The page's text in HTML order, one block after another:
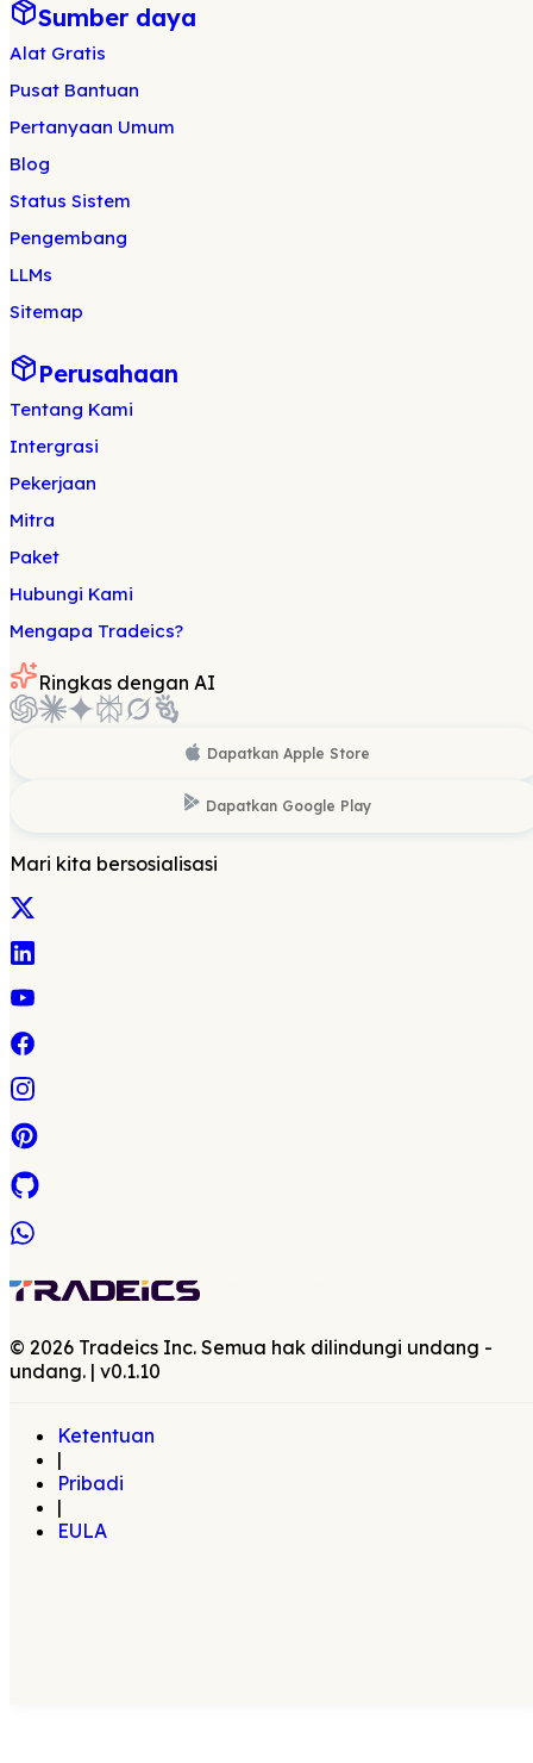
Sumber daya
Alat Gratis
Pusat Bantuan
Pertanyaan Umum
Blog
Status Sistem
Pengembang
LLMs
Sitemap
Perusahaan
Tentang Kami
Intergrasi
Pekerjaan
Mitra
Paket
Hubungi Kami
Mengapa Tradeics?
Ringkas dengan AI
Dapatkan Apple Store
Dapatkan Google Play
Mari kita bersosialisasi
© 2026 Tradeics Inc. Semua hak dilindungi undang -
undang. | v0.1.10
Ketentuan
|
Pribadi
|
EULA